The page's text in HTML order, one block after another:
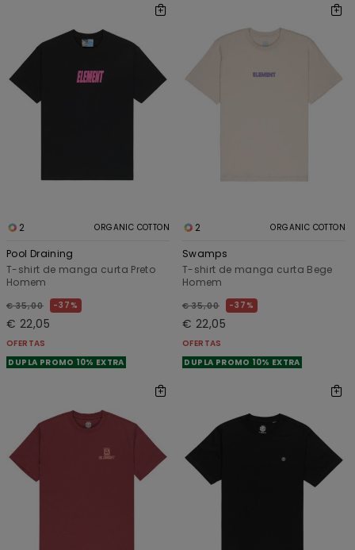
2 ORGANIC COTTON
Pool Draining
T-shirt de manga curta Preto
Homem
€ 35,00 37%
€ 22,05
OFERTAS
DUPLA PROMO 10% EXTRA
2 ORGANIC COTTON
Swamps
T-shirt de manga curta Bege
Homem
€ 35,00 37%
€ 22,05
OFERTAS
DUPLA PROMO 10% EXTRA